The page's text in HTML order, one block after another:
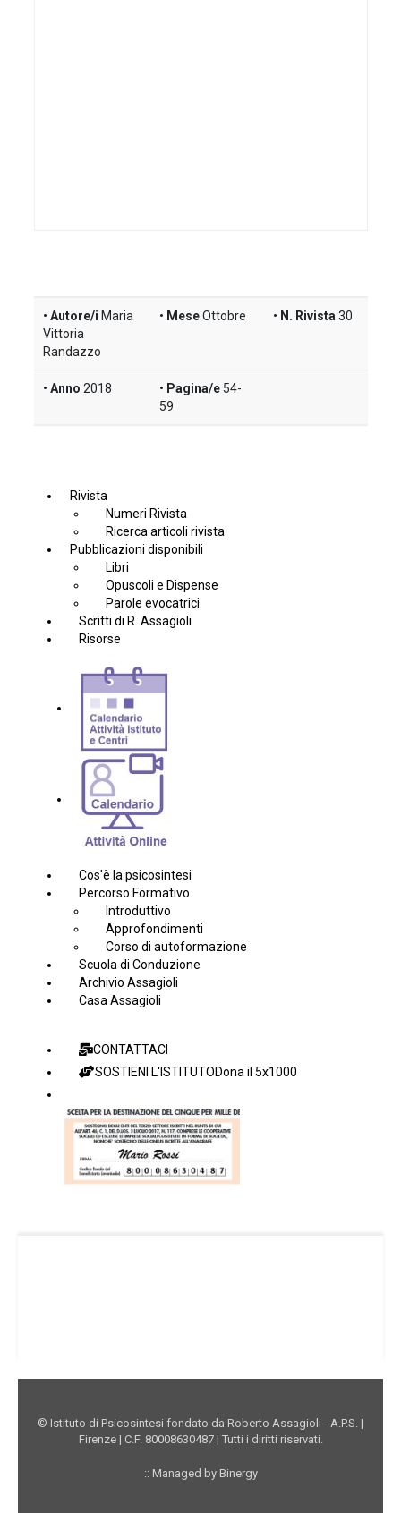
Autore/i Maria
Vittoria
Randazzo
Mese Ottobre N. Rivista 30
Anno 2018 Pagina/e 54-
59
Rivista
Numeri Rivista
Ricerca articoli rivista
Pubblicazioni disponibili
Libri
Opuscoli e Dispense
Parole evocatrici
Scritti di R. Assagioli
Risorse
Cos'è la psicosintesi
Percorso Formativo
Introduttivo
Approfondimenti
Corso di autoformazione
Scuola di Conduzione
Archivio Assagioli
Casa Assagioli
CONTATTACI
SOSTIENI L'ISTITUTODona il 5x1000
© Istituto di Psicosintesi fondato da Roberto Assagioli - A.P.S. |
Firenze | C.F. 80008630487 | Tutti i diritti riservati.
:: Managed by Binergy